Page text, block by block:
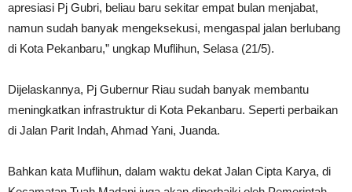
apresiasi Pj Gubri, beliau baru sekitar empat bulan menjabat,
namun sudah banyak mengeksekusi, mengaspal jalan berlubang
di Kota Pekanbaru,” ungkap Muflihun, Selasa (21/5).
Dijelaskannya, Pj Gubernur Riau sudah banyak membantu
meningkatkan infrastruktur di Kota Pekanbaru. Seperti perbaikan
di Jalan Parit Indah, Ahmad Yani, Juanda.
Bahkan kata Muflihun, dalam waktu dekat Jalan Cipta Karya, di